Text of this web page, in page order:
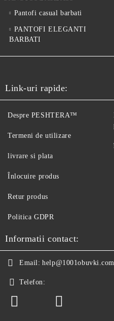
Pantofi casual barbati
PANTOFI ELEGANTI
BARBATI
Link-uri rapide:
Despre PESHTERA™
Termeni de utilizare
livrare si plata
Înlocuire produs
Retur produs
Politica GDPR
Informatii contact:
Email: help@1001obuvki.com
Telefon: